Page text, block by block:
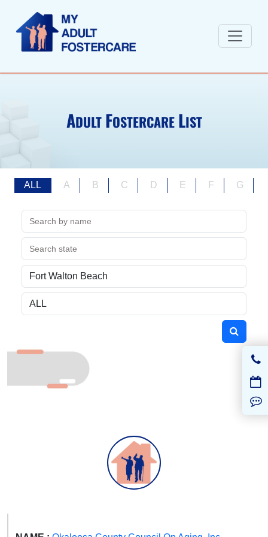
ADULT FOSTERCARE LIST
ALL A B C D E F G